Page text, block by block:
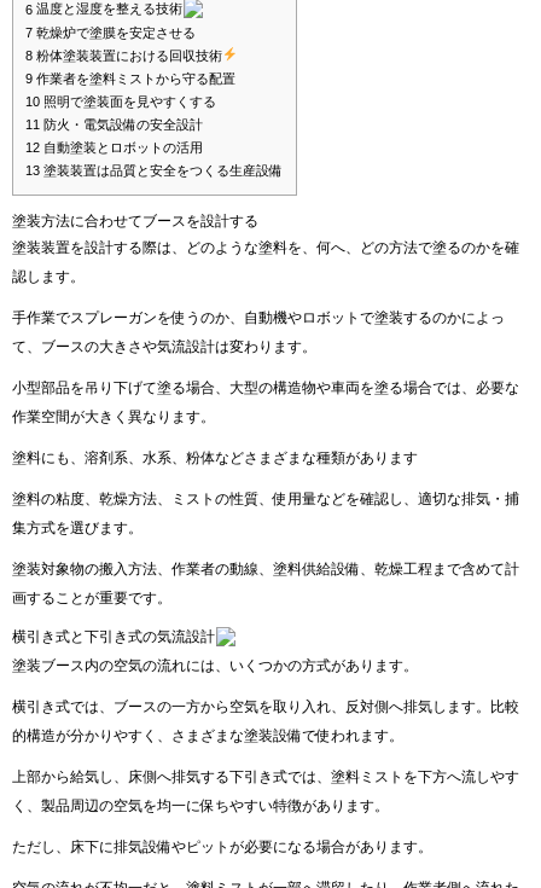
6 温度と湿度を整える技術
7 乾燥炉で塗膜を安定させる
8 粉体塗装装置における回収技術
9 作業者を塗料ミストから守る配置
10 照明で塗装面を見やすくする
11 防火・電気設備の安全設計
12 自動塗装とロボットの活用
13 塗装装置は品質と安全をつくる生産設備
塗装方法に合わせてブースを設計する
塗装装置を設計する際は、どのような塗料を、何へ、どの方法で塗るのかを確
認します。
手作業でスプレーガンを使うのか、自動機やロボットで塗装するのかによっ
て、ブースの大きさや気流設計は変わります。
小型部品を吊り下げて塗る場合、大型の構造物や車両を塗る場合では、必要な
作業空間が大きく異なります。
塗料にも、溶剤系、水系、粉体などさまざまな種類があります
塗料の粘度、乾燥方法、ミストの性質、使用量などを確認し、適切な排気・捕
集方式を選びます。
塗装対象物の搬入方法、作業者の動線、塗料供給設備、乾燥工程まで含めて計
画することが重要です。
横引き式と下引き式の気流設計
塗装ブース内の空気の流れには、いくつかの方式があります。
横引き式では、ブースの一方から空気を取り入れ、反対側へ排気します。比較
的構造が分かりやすく、さまざまな塗装設備で使われます。
上部から給気し、床側へ排気する下引き式では、塗料ミストを下方へ流しやす
く、製品周辺の空気を均一に保ちやすい特徴があります。
ただし、床下に排気設備やピットが必要になる場合があります。